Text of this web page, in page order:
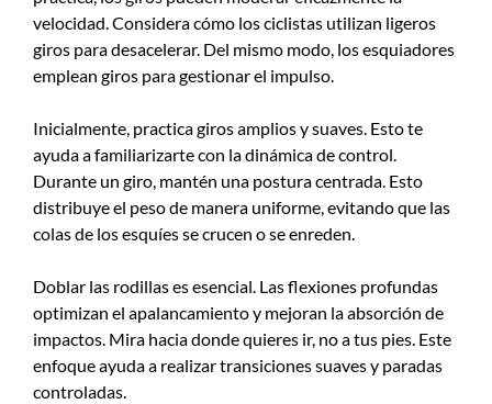
velocidad. Considera cómo los ciclistas utilizan ligeros
giros para desacelerar. Del mismo modo, los esquiadores
emplean giros para gestionar el impulso.
Inicialmente, practica giros amplios y suaves. Esto te
ayuda a familiarizarte con la dinámica de control.
Durante un giro, mantén una postura centrada. Esto
distribuye el peso de manera uniforme, evitando que las
colas de los esquíes se crucen o se enreden.
Doblar las rodillas es esencial. Las flexiones profundas
optimizan el apalancamiento y mejoran la absorción de
impactos. Mira hacia donde quieres ir, no a tus pies. Este
enfoque ayuda a realizar transiciones suaves y paradas
controladas.